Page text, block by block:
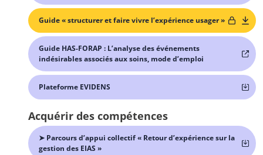
Guide « structurer et faire vivre l’expérience usager »
Guide HAS-FORAP : L’analyse des événements
indésirables associés aux soins, mode d’emploi
Plateforme EVIDENS
Acquérir des compétences
➤ Parcours d’appui collectif « Retour d’expérience sur la
gestion des EIAS »